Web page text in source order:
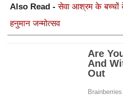
Also Read -सेवा आश्रम के बच्चों
हनुमान जन्मोत्सव